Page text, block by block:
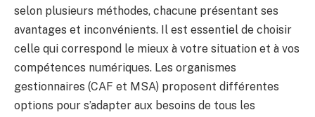
selon plusieurs méthodes, chacune présentant ses
avantages et inconvénients. Il est essentiel de choisir
celle qui correspond le mieux à votre situation et à vos
compétences numériques. Les organismes
gestionnaires (CAF et MSA) proposent différentes
options pour s’adapter aux besoins de tous les